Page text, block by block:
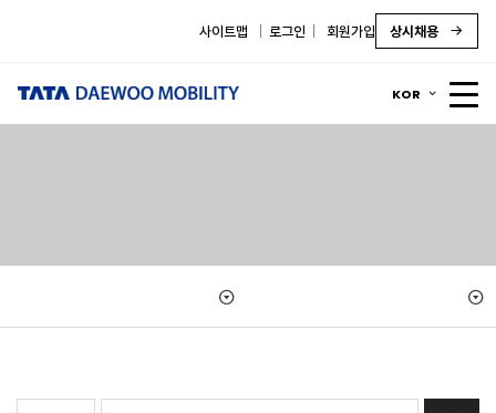
사이트맵 로그인 회원가입 상시채용
KOR